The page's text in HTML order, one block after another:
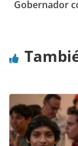
Gobernador